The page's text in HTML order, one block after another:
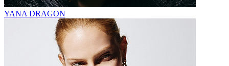
YANA DRAGON